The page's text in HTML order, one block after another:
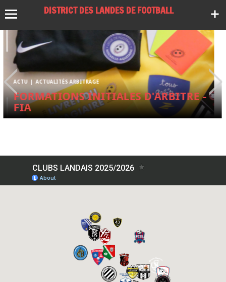
DISTRICT DES LANDES DE FOOTBALL
-
ACTU
LES CLUBS LANDAIS FIXÉS
PREMIÈRE COMPOSITION
RÉGIONALES...